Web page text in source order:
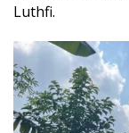
Luthfi.